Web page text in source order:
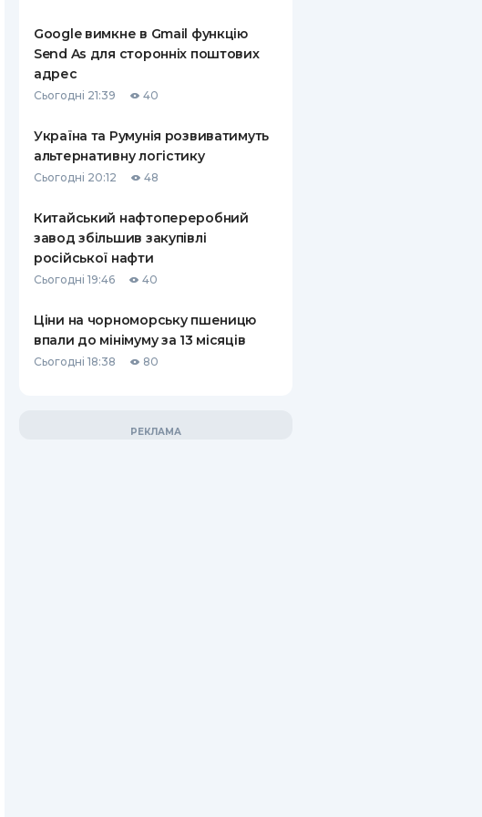
ПУТІВНИКИ ПО
СТРАХУВАННЮ
ВСІ СТРАХОВІ ПОЛІСИ
ВІДГУКИ ПРО СТРАХОВІ
КОМПАНІЇ
ДОСТАВКА І ОПЛАТА
КОНТАКТИ
Google вимкне в Gmail функцію
Send As для сторонніх поштових
адрес
Сьогодні 21:39 40
Україна та Румунія розвиватимуть
альтернативну логістику
Сьогодні 20:12 48
Китайський нафтопереробний
завод збільшив закупівлі
російської нафти
Сьогодні 19:46 40
Ціни на чорноморську пшеницю
впали до мінімуму за 13 місяців
Сьогодні 18:38 80